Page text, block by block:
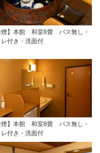
煙】本館 和室8畳 バス無し・
レ付き・洗面付
煙】本館 和室8畳 バス無し・
レ付き・洗面付